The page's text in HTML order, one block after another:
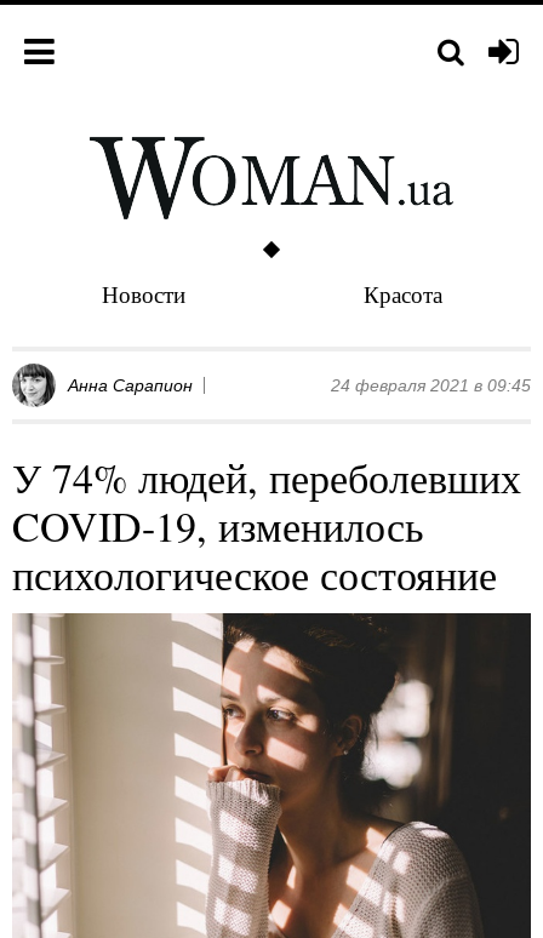
Новости Красота
Анна Сарапион 24 февраля 2021 в 09:45
У 74% людей, переболевших
COVID-19, изменилось
психологическое состояние